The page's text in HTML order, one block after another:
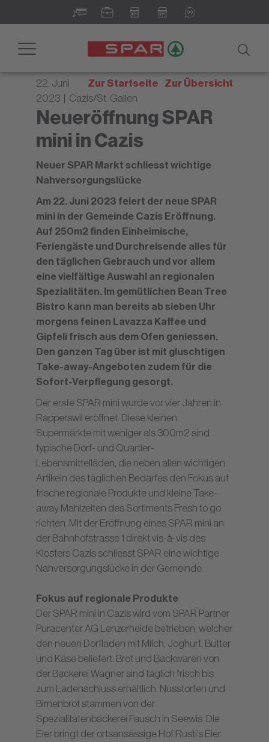
Toggle
Newsroom - Ihr digitales
Zur Übersicht
Zur Startseite
22. Juni
2023 | Cazis/St. Gallen
Neueröffnung SPAR
mini in Cazis
Neuer SPAR Markt schliesst wichtige
Nahversorgungslücke
Am 22. Juni 2023 feiert der neue SPAR
mini in der Gemeinde Cazis Eröffnung.
Auf 250m2 finden Einheimische,
Feriengäste und Durchreisende alles für
den täglichen Gebrauch und vor allem
eine vielfältige Auswahl an regionalen
Spezialitäten. Im gemütlichen Bean Tree
Bistro kann man bereits ab sieben Uhr
morgens feinen Lavazza Kaffee und
Gipfeli frisch aus dem Ofen geniessen.
Den ganzen Tag über ist mit gluschtigen
Take-away-Angeboten zudem für die
Sofort-Verpflegung gesorgt.
Der erste SPAR mini wurde vor vier Jahren in
Rapperswil eröffnet. Diese kleinen
Supermärkte mit weniger als 300m2 sind
typische Dorf- und Quartier-
Lebensmittelläden, die neben allen wichtigen
Artikeln des täglichen Bedarfes den Fokus auf
frische regionale Produkte und kleine Take-
away Mahlzeiten des Sortiments Fresh to go
richten. Mit der Eröffnung eines SPAR mini an
der Bahnhofstrasse 1 direkt vis-à-vis des
Klosters Cazis schliesst SPAR eine wichtige
Nahversorgungslücke in der Gemeinde.
Fokus auf regionale Produkte
Der SPAR mini in Cazis wird vom SPAR Partner
Puracenter AG Lenzerheide betrieben, welcher
den neuen Dorfladen mit Milch, Joghurt, Butter
und Käse beliefert. Brot und Backwaren von
der Bäckerei Wagner sind täglich frisch bis
zum Ladenschluss erhältlich. Nusstorten und
Birnenbrot stammen von der
Spezialitätenbäckerei Fausch in Seewis. Die
Eier bringt der ortsansässige Hof Rusti’s Eier